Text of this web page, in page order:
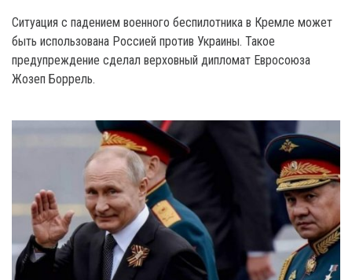
Ситуация с падением военного беспилотника в Кремле может
быть использована Россией против Украины. Такое
предупреждение сделал верховный дипломат Евросоюза
Жозеп Боррель.